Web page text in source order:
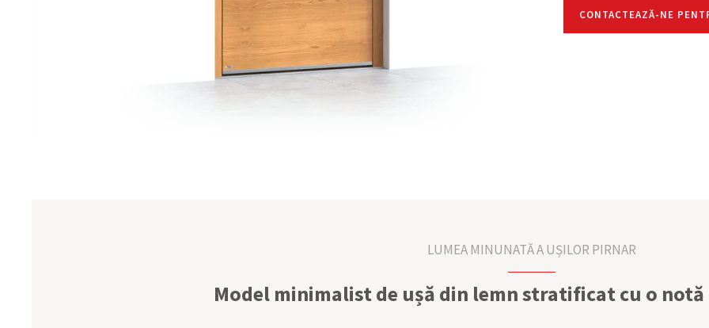
CONTACTEAZĂ-NE
LUMEA MINUNATĂ A UȘILOR PIRNAR
Model minimalist de ușă din lemn stratificat cu o